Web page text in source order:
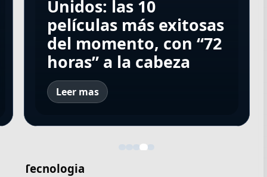
exitosas del
momento, con “Elize:
Sombras de una
mujer” a la cabeza
exitosas del
momento, con “Elize:
Sombras de una
mujer” a la cabeza
películas más exitosas
del momento, con
“Elize: Sombras de una
mujer” a la cabeza
Unidos: las 10
películas más exitosas
del momento, con “72
horas” a la cabeza
Leer mas
exitosas del
momento, con “Elize:
Sombras de una
mujer” a la cabeza
Tecnologia